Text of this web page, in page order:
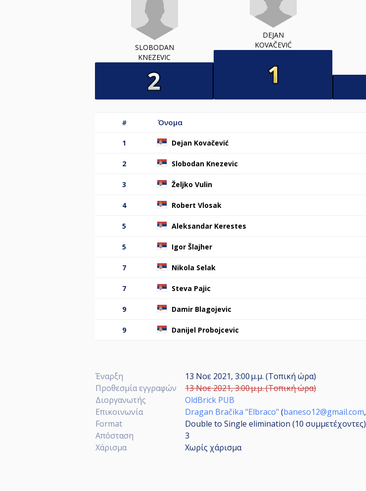
SLOBODAN
KNEZEVIC
DEJAN
KOVAČEVIĆ
# Όνομα
1 Dejan Kovačević
2 Slobodan Knezevic
3 Željko Vulin
4 Robert Vlosak
5 Aleksandar Kerestes
5 Igor Šlajher
7 Nikola Selak
7 Steva Pajic
9 Damir Blagojevic
9 Danijel Probojcevic
Έναρξη
13 Νοε 2021, 3:00 μ.μ. (Τοπική ώρα)
Προθεσμία εγγραφών
13 Νοε 2021, 3:00 μ.μ. (Τοπική ώρα)
Διοργανωτής
OldBrick PUB
Επικοινωνία
Dragan Bračika "Elbraco" (baneso12@gmail.com,
Format
Double to Single elimination (10 συμμετέχοντες)
Απόσταση
3
Χάρισμα
Χωρίς χάρισμα